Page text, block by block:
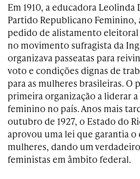
Em 1910, a educadora
Partido Republicano Feminino,
pedido de alistamento
no movimento sufragista da
organizava passeatas para
voto e condições dignas de
para as mulheres brasileiras. O
primeira organização a liderar
feminino no país. Anos mais
outubro de 1927, o Estado do
aprovou uma lei que garantia
mulheres, dando um
feministas em âmbito federal.